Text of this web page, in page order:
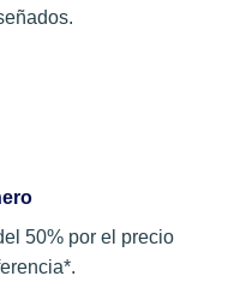
50% por el precio